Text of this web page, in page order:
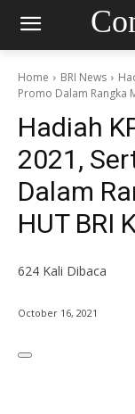
Home BRI News
Promo Dalam Rangka
Hadiah
2021,
Dalam
HUT BRI
624 Kali Dibaca
October 16, 2021